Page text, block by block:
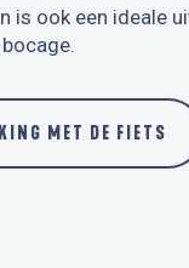
is ook een ideale
MET DE FIETS